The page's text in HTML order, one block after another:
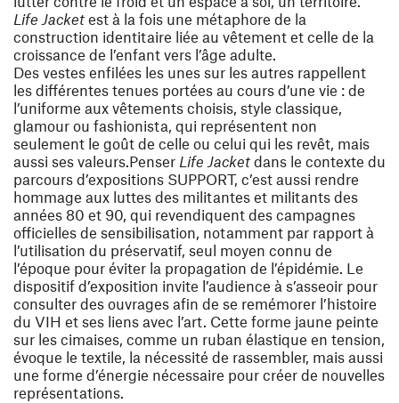
Life Jacket est à la fois une métaphore de la
construction identitaire liée au vêtement et celle de la
croissance de l’enfant vers l’âge adulte.
Des vestes enfilées les unes sur les autres rappellent
les différentes tenues portées au cours d’une vie : de
l’uniforme aux vêtements choisis, style classique,
glamour ou fashionista, qui représentent non
seulement le goût de celle ou celui qui les revêt, mais
aussi ses valeurs.Penser Life Jacket dans le contexte du
parcours d’expositions SUPPORT, c’est aussi rendre
hommage aux luttes des militantes et militants des
années 80 et 90, qui revendiquent des campagnes
officielles de sensibilisation, notamment par rapport à
l’utilisation du préservatif, seul moyen connu de
l’époque pour éviter la propagation de l’épidémie. Le
dispositif d’exposition invite l’audience à s’asseoir pour
consulter des ouvrages afin de se remémorer l’histoire
du VIH et ses liens avec l’art. Cette forme jaune peinte
sur les cimaises, comme un ruban élastique en tension,
évoque le textile, la nécessité de rassembler, mais aussi
une forme d’énergie nécessaire pour créer de nouvelles
représentations.